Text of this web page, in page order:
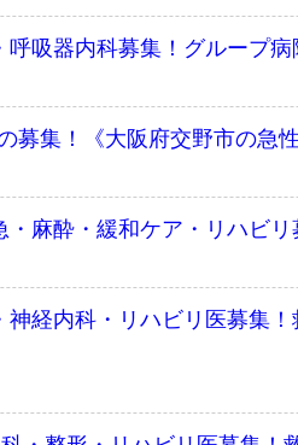
吸器内科募集！グループ病
集！《大阪府交野市の急性
麻酔・緩和ケア・リハビ
神経内科・リハビリ医募集